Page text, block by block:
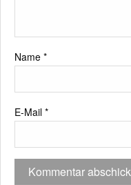
Name *
E-Mail *